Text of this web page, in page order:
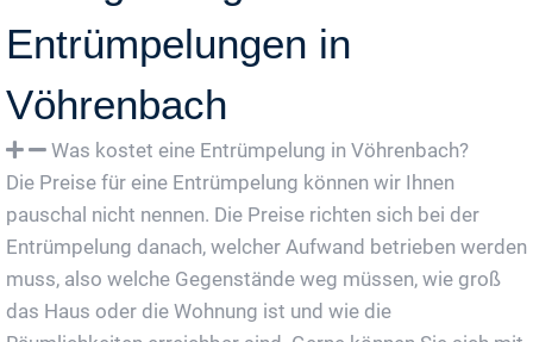
Entrümpelungen in
Vöhrenbach
Was kostet eine Entrümpelung in Vöhrenbach?
Die Preise für eine Entrümpelung können wir Ihnen
pauschal nicht nennen. Die Preise richten sich bei der
Entrümpelung danach, welcher Aufwand betrieben werden
muss, also welche Gegenstände weg müssen, wie groß
das Haus oder die Wohnung ist und wie die